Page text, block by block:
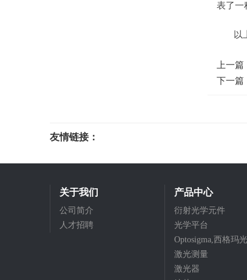
表了一
以
上一篇
下一篇
友情链接：
关于我们
公司简介
人才招聘
产品中心
衍射光学元件
光学平台
Optosigma,西格玛
激光测量
激光器